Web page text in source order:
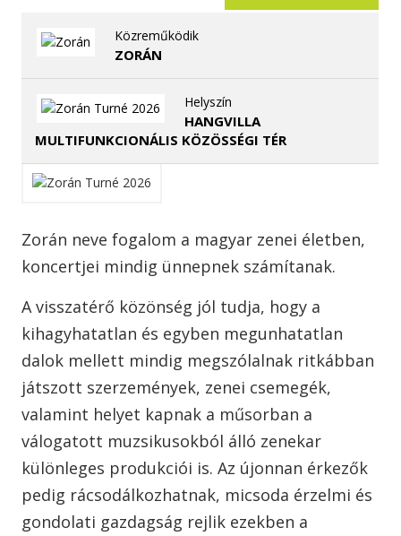
Közreműködik
ZORÁN
Helyszín
HANGVILLA
MULTIFUNKCIONÁLIS KÖZÖSSÉGI TÉR
Zorán neve fogalom a magyar zenei életben,
koncertjei mindig ünnepnek számítanak.
A visszatérő közönség jól tudja, hogy a
kihagyhatatlan és egyben megunhatatlan
dalok mellett mindig megszólalnak ritkábban
játszott szerzemények, zenei csemegék,
valamint helyet kapnak a műsorban a
válogatott muzsikusokból álló zenekar
különleges produkciói is. Az újonnan érkezők
pedig rácsodálkozhatnak, micsoda érzelmi és
gondolati gazdagság rejlik ezekben a